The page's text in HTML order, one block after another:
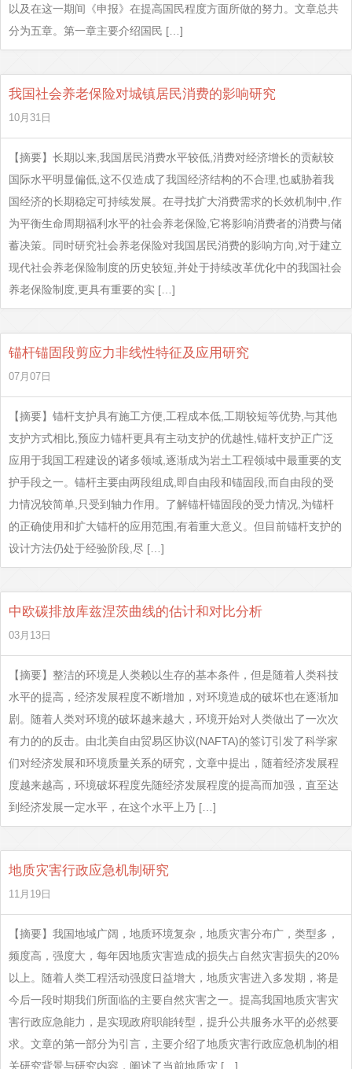
以及在这一期间《申报》在提高国民程度方面所做的努力。文章总共
分为五章。第一章主要介绍国民 […]
我国社会养老保险对城镇居民消费的影响研究
10月31日
【摘要】长期以来,我国居民消费水平较低,消费对经济增长的贡献较
国际水平明显偏低,这不仅造成了我国经济结构的不合理,也威胁着我
国经济的长期稳定可持续发展。在寻找扩大消费需求的长效机制中,作
为平衡生命周期福利水平的社会养老保险,它将影响消费者的消费与储
蓄决策。同时研究社会养老保险对我国居民消费的影响方向,对于建立
现代社会养老保险制度的历史较短,并处于持续改革优化中的我国社会
养老保险制度,更具有重要的实 […]
锚杆锚固段剪应力非线性特征及应用研究
07月07日
【摘要】锚杆支护具有施工方便,工程成本低,工期较短等优势,与其他
支护方式相比,预应力锚杆更具有主动支护的优越性,锚杆支护正广泛
应用于我国工程建设的诸多领域,逐渐成为岩土工程领域中最重要的支
护手段之一。锚杆主要由两段组成,即自由段和锚固段,而自由段的受
力情况较简单,只受到轴力作用。了解锚杆锚固段的受力情况,为锚杆
的正确使用和扩大锚杆的应用范围,有着重大意义。但目前锚杆支护的
设计方法仍处于经验阶段,尽 […]
中欧碳排放库兹涅茨曲线的估计和对比分析
03月13日
【摘要】整洁的环境是人类赖以生存的基本条件，但是随着人类科技
水平的提高，经济发展程度不断增加，对环境造成的破坏也在逐渐加
剧。随着人类对环境的破坏越来越大，环境开始对人类做出了一次次
有力的的反击。由北美自由贸易区协议(NAFTA)的签订引发了科学家
们对经济发展和环境质量关系的研究，文章中提出，随着经济发展程
度越来越高，环境破坏程度先随经济发展程度的提高而加强，直至达
到经济发展一定水平，在这个水平上乃 […]
地质灾害行政应急机制研究
11月19日
【摘要】我国地域广阔，地质环境复杂，地质灾害分布广，类型多，
频度高，强度大，每年因地质灾害造成的损失占自然灾害损失的20%
以上。随着人类工程活动强度日益增大，地质灾害进入多发期，将是
今后一段时期我们所面临的主要自然灾害之一。提高我国地质灾害灾
害行政应急能力，是实现政府职能转型，提升公共服务水平的必然要
求。文章的第一部分为引言，主要介绍了地质灾害行政应急机制的相
关研究背景与研究内容，阐述了当前地质灾 […]